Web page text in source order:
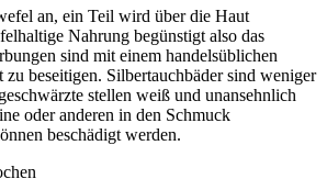
an, ein Teil wird über die Haut
Nahrung begünstigt also das
sind mit einem handelsüblichen
zu beseitigen. Silbertauchbäder sind weniger
stellen weiß und unansehnlich
oder anderen in den Schmuck
beschädigt werden.